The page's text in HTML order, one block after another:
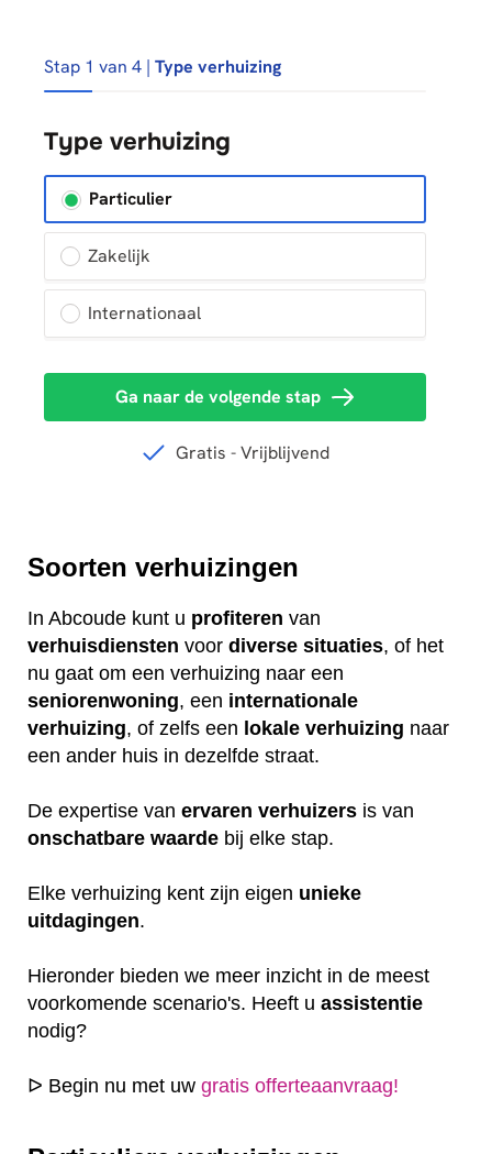
Soorten verhuizingen
In Abcoude kunt u profiteren van
verhuisdiensten voor diverse situaties, of het
nu gaat om een verhuizing naar een
seniorenwoning, een internationale
verhuizing, of zelfs een lokale verhuizing naar
een ander huis in dezelfde straat.
De expertise van ervaren verhuizers is van
onschatbare waarde bij elke stap.
Elke verhuizing kent zijn eigen unieke
uitdagingen.
Hieronder bieden we meer inzicht in de meest
voorkomende scenario's. Heeft u assistentie
nodig?
ᐅ Begin nu met uw gratis offerteaanvraag!